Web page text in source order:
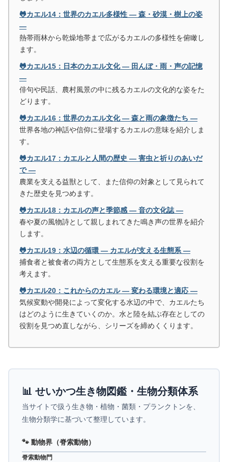
🐸カエル14：世界のカエル多様性 ― 森・砂漠・樹上の姿
―
熱帯雨林から乾燥地帯まで広がるカエルの多様性を俯瞰し
ます。
🐸カエル15：日本のカエル文化 ― 田んぼ・雨・声の記憶
―
俳句や民話、農村風景の中に残るカエルの文化的な姿をた
どります。
🐸カエル16：世界のカエル文化 ― 森と雨の象徴たち ―
世界各地の神話や信仰に登場するカエルの意味を紹介しま
す。
🐸カエル17：カエルと人間の歴史 ― 害虫と祈りのあいだ
で ―
農業を支える益獣として、また信仰の対象として見られて
きた歴史を見つめます。
🐸カエル18：カエルの声と季節感 ― 音の文化誌 ―
春や夏の風物詩として親しまれてきた鳴き声の世界を紹介
します。
🐸カエル19：水辺の循環 ― カエルが支える生態系 ―
捕食者と被食者の両方として生態系を支える重要な役割を
考えます。
🐸カエル20：これからのカエル ― 変わる環境と適応 ―
気候変動や開発によって変化する水辺の中で、カエルたち
はどのように生きていくのか。水と陸を結ぶ存在としての
役割を見つめ直しながら、シリーズを締めくくります。
📊 せいかつ生き物図鑑・生物分類体系
当サイトで扱う生き物・植物・菌類・プランクトンを、
生物分類学に基づいて整理しています。
🐾 動物界（脊索動物）
脊索動物門